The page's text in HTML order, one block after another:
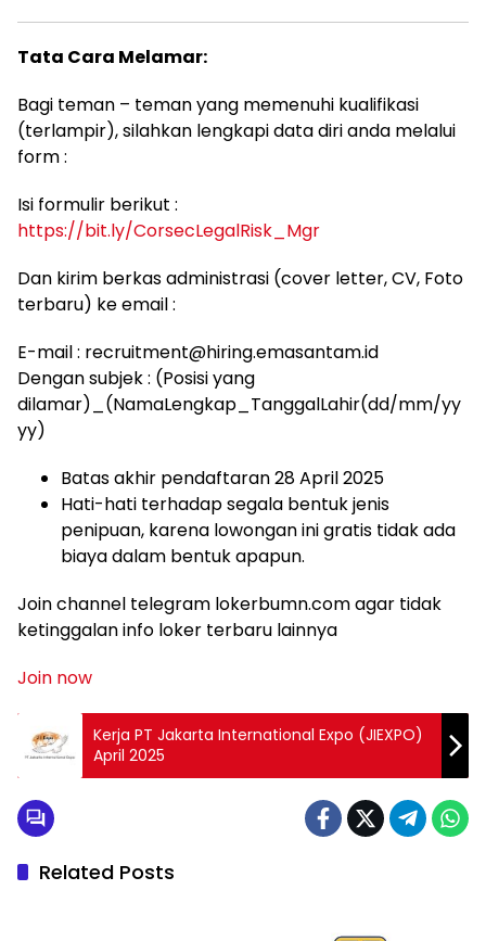
Tata Cara Melamar:
Bagi teman – teman yang memenuhi kualifikasi
(terlampir), silahkan lengkapi data diri anda melalui
form :
Isi formulir berikut :
https://bit.ly/CorsecLegalRisk_Mgr
Dan kirim berkas administrasi (cover letter, CV, Foto
terbaru) ke email :
E-mail : recruitment@hiring.emasantam.id
Dengan subjek : (Posisi yang
dilamar)_(NamaLengkap_TanggalLahir(dd/mm/yy
yy)
Batas akhir pendaftaran 28 April 2025
Hati-hati terhadap segala bentuk jenis
penipuan, karena lowongan ini gratis tidak ada
biaya dalam bentuk apapun.
Join channel telegram lokerbumn.com agar tidak
ketinggalan info loker terbaru lainnya
Join now
Kerja PT Jakarta International Expo (JIEXPO)
April 2025
Related Posts